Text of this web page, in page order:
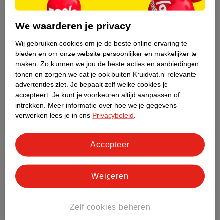
LEGO DUPLO 10474
Creatieve Voertuigen
LEGO DUPLO 10914
85 steentjes
10
LEGO DUPLO 10471
8.
99
LEGO DUPLO 10465
34.
49
We waarderen je privacy
Wij gebruiken cookies om je de beste online ervaring te
bieden en om onze website persoonlijker en makkelijker te
maken. Zo kunnen we jou de beste acties en aanbiedingen
tonen en zorgen we dat je ook buiten Kruidvat.nl relevante
advertenties ziet. Je bepaalt zelf welke cookies je
accepteert. Je kunt je voorkeuren altijd aanpassen of
intrekken.
Meer informatie over hoe we je gegevens
verwerken lees je in ons Privacybeleid
Zelf cookies beheren
Weigeren
Accepteer